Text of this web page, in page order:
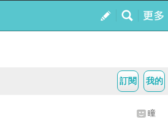
我的
訂閱
瞳